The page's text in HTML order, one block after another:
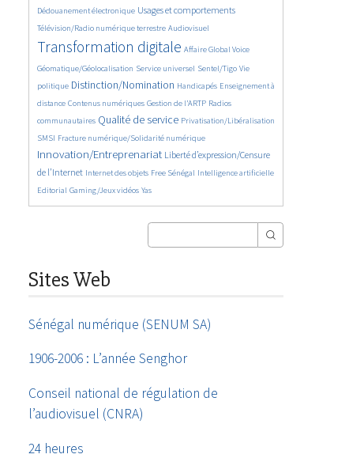
Dédouanement électronique
1337/5588 Usages et comportements
1036/5588
Télévision/Radio numérique terrestre
565/5588 Audiovisuel
4043/5588
Transformation digitale
385/5588 Affaire Global Voice
163/5588
Géomatique/Géolocalisation
323/5588 Service universel
666/5588 Sentel/Tigo
184/5588
Vie
politique
2154/5588Distinction/Nomination
34/5588 Handicapés
709/5588
Enseignement à
distance
847/5588Contenus numériques
596/5588 Gestion de l’ARTP
192/5588
Radios
communautaires
2184/5588 Qualité de service
564/5588 Privatisation/Libéralisation
134/5588
SMSI
492/5588Fracture numérique/Solidarité numérique
2798/5588
Innovation/Entreprenariat
1365/5588
Liberté d’expression/Censure
de l’Internet
49/5588 Internet des objets
172/5588 Free Sénégal
872/5588 Intelligence artificielle
202/5588
Editorial
73/5588Gaming/Jeux vidéos
29/5588 Yas
Sites Web
Sénégal numérique (SENUM SA)
1906-2006 : L’année Senghor
Conseil national de régulation de
l’audiovisuel (CNRA)
24 heures